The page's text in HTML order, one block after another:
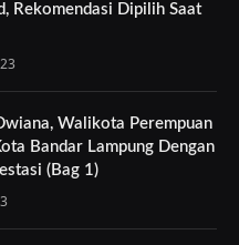
Rekomendasi Dipilih Saat
Walikota Perempuan
Bandar Lampung Dengan
(Bag 1)